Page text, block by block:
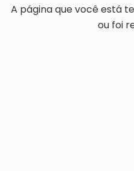
A página que você está
ou foi